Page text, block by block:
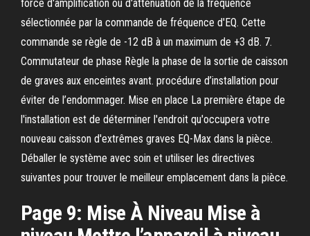
force d'amplification ou d'atténuation de la fréquence
sélectionnée par la commande de fréquence d'EQ. Cette
commande se règle de -12 dB à un maximum de +3 dB. 7.
Commutateur de phase Règle la phase de la sortie de caisson
de graves aux enceintes avant. procédure d’installation pour
éviter de l’endommager. Mise en place La première étape de
l'installation est de déterminer l'endroit qu'occupera votre
nouveau caisson d'extrêmes graves EQ-Max dans la pièce.
Déballer le système avec soin et utiliser les directives
suivantes pour trouver le meilleur emplacement dans la pièce.
Page 9: Mise À Niveau Mise à